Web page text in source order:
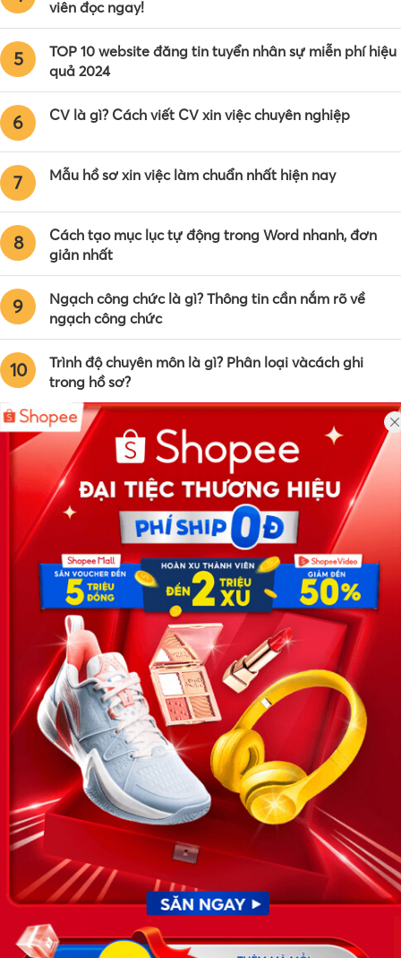
viên đọc ngay!
5
TOP 10 website đăng tin tuyển nhân sự miễn phí hiệu
quả 2024
6 CV là gì? Cách viết CV xin việc chuyên nghiệp
7 Mẫu hồ sơ xin việc làm chuẩn nhất hiện nay
8
Cách tạo mục lục tự động trong Word nhanh, đơn
giản nhất
9
Ngạch công chức là gì? Thông tin cần nắm rõ về
ngạch công chức
10
Trình độ chuyên môn là gì? Phân loại vàcách ghi
trong hồ sơ?
Công ty TNHH Eyeplus Online
Địa chỉ: Số 81, ngõ 68, đường Cầu Giấy, Tổ 05, Phường Quan
Hoa, Quận Cầu Giấy, TP Hà Nội, Việt Nam
SĐT: 0981 448 766
Email:
hotro@timviec.com.vn
VỀ CHÚNG TÔI
News.timviec.com.vn là website cung cấp thông tin liên quan đến
nhân sự, nghề nghiệp do Timviec.com.vn vận hành nhằm giúp
doanh nghiệp, nhân sự tuyển dụng, người đi làm, người tìm việc
cập nhật thông tin và đáp ứng được mong muốn của mình.
KẾT NỐI
Giấy phép hoạt động dịch vụ
việc làm số 54/2019/SLĐTBXH-
GP do Sở lao động thương
binh và xã hội cấp ngày 30
tháng 12 năm 2019.